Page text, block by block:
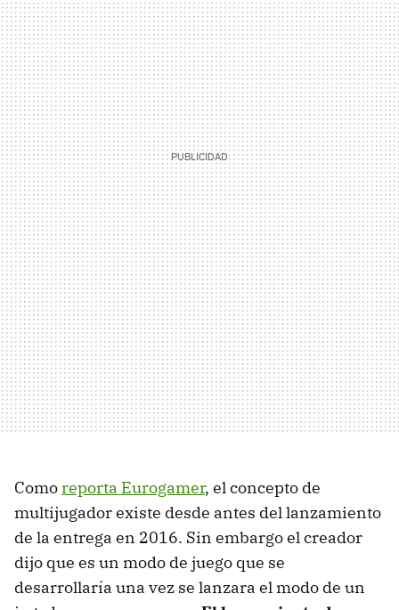
Comoreporta Eurogamer, el concepto de
multijugador existe desde antes del lanzamiento
de la entrega en 2016. Sin embargo el creador
dijo que es un modo de juego que se
desarrollaría una vez se lanzara el modo de un